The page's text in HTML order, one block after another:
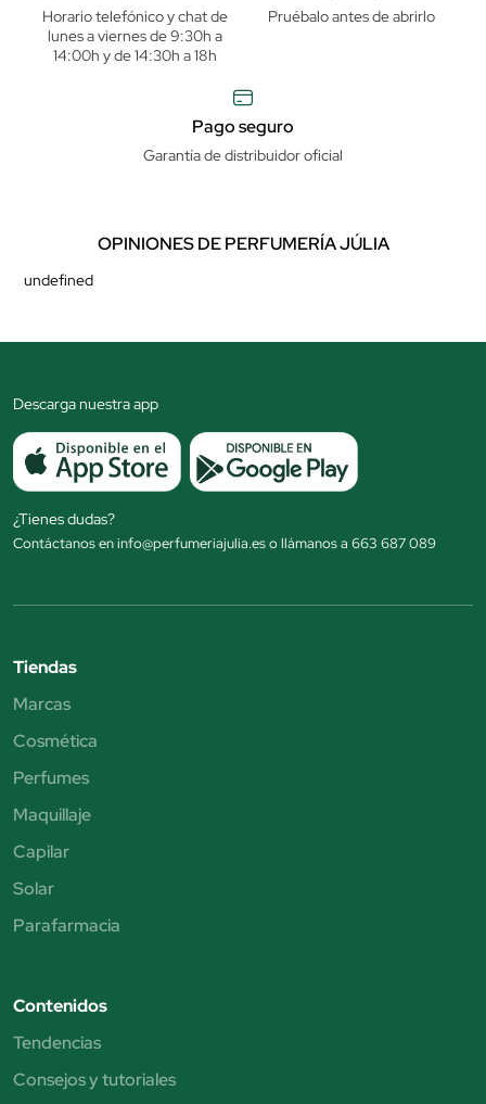
Horario telefónico y chat de
lunes a viernes de 9:30h a
14:00h y de 14:30h a 18h
Pruébalo antes de abrirlo
Pago seguro
Garantía de distribuidor oficial
OPINIONES DE PERFUMERÍA JÚLIA
undefined
Descarga nuestra app
¿Tienes dudas?
Contáctanos en info@perfumeriajulia.es o llámanos a 663 687 089
Tiendas
Marcas
Cosmética
Perfumes
Maquillaje
Capilar
Solar
Parafarmacia
Contenidos
Tendencias
Consejos y tutoriales